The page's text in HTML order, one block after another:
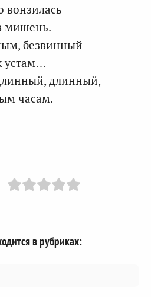
вонзилась
мишень.
безвинный
устам…
длинный,
часам.
в рубриках: